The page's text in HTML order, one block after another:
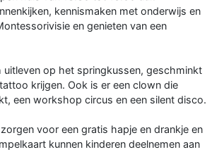
kennismaken met onderwijs en
en genieten van een
uitleven op het springkussen, geschminkt
krijgen. Ook is er een clown die
een workshop circus en een silent disco.
voor een gratis hapje en drankje en
kunnen kinderen deelnemen aan